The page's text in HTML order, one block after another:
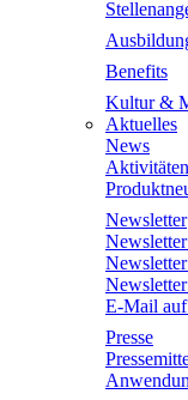
Benefits
Kultur &
Aktuelles
News
Newsletter
E-Mail auf
Presse